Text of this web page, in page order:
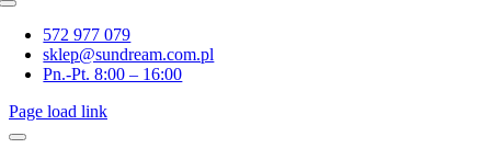
Toggle
Navigation572 977 079
sklep@sundream.com.pl
Pn.-Pt. 8:00 – 16:00
Page load link